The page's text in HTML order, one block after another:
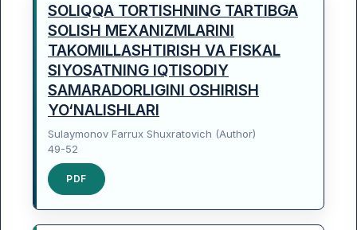
SOLIQQA TORTISHNING TARTIBGA
SOLISH MEXANIZMLARINI
TAKOMILLASHTIRISH VA FISKAL
SIYOSATNING IQTISODIY
SAMARADORLIGINI OSHIRISH
YO‘NALISHLARI
Sulaymonov Farrux Shuxratovich (Author)
49-52
PDF